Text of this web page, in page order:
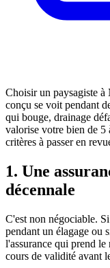
Choisir un paysagiste à
conçu se voit pendant
qui bouge, drainage
valorise votre bien de 5
critères à passer en
1. Une
décennale
C'est non négociable.
pendant un élagage ou
l'assurance qui prend le
cours de validité avant